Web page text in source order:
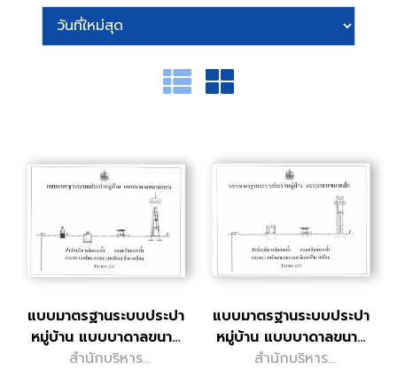
แบบมาตรฐานระบบประปา
หมู่บ้าน แบบบาดาลขนาด
กลาง
สำนักบริหาร
แบบมาตรฐานระบบประปา
หมู่บ้าน แบบบาดาลขนาด
เล็ก
สำนักบริหาร